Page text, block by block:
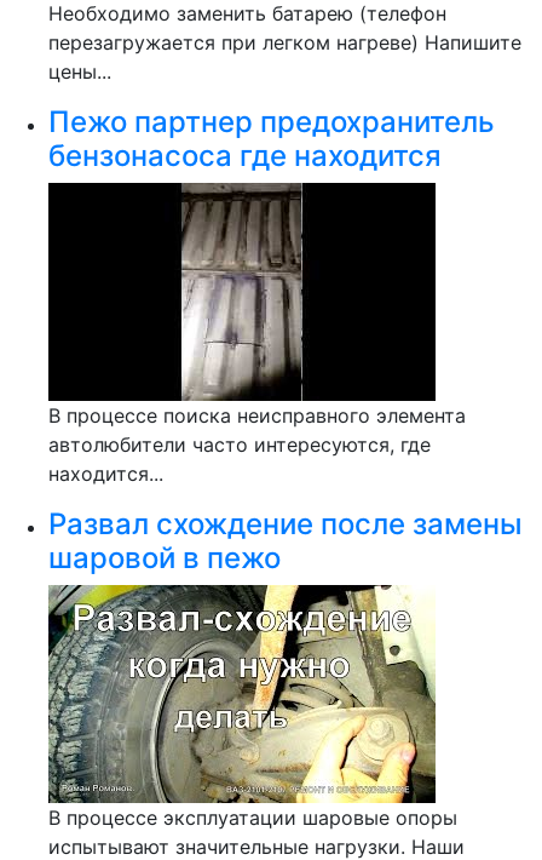
Необходимо заменить батарею (телефон
перезагружается при легком нагреве) Напишите
цены...
Пежо партнер предохранитель
бензонасоса где находится
В процессе поиска неисправного элемента
автолюбители часто интересуются, где
находится...
Развал схождение после замены
шаровой в пежо
В процессе эксплуатации шаровые опоры
испытывают значительные нагрузки. Наши